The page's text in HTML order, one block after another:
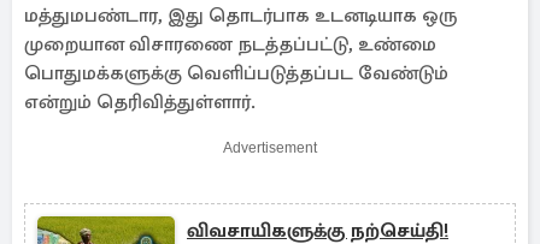
மத்துமபண்டார, இது தொடர்பாக உடனடியாக ஒரு
முறையான விசாரணை நடத்தப்பட்டு, உண்மை
பொதுமக்களுக்கு வெளிப்படுத்தப்பட வேண்டும்
என்றும் தெரிவித்துள்ளார்.
Advertisement
விவசாயிகளுக்கு நற்செய்தி!